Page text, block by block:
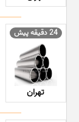
24 دقیقه پیش
تهران